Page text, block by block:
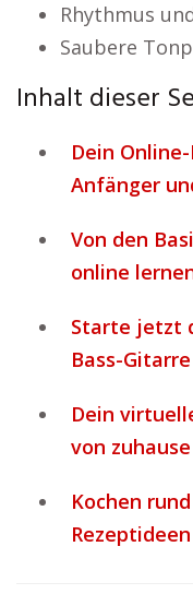
Rhythmus
Saubere
Inhalt dieser
Dein
Anfänger
Von den
online
Starte jetzt
Bass-Gitarre
Dein
von zuhause
Kochen
Rezeptideen